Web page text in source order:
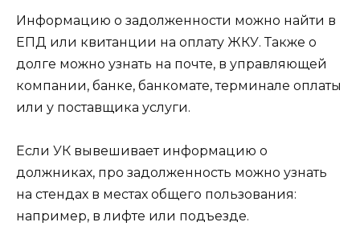
Информацию о задолженности можно найти в
ЕПД или квитанции на оплату ЖКУ. Также о
долге можно узнать на почте, в управляющей
компании, банке, банкомате, терминале оплаты
или у поставщика услуги.
Если УК вывешивает информацию о
должниках, про задолженность можно узнать
на стендах в местах общего пользования:
например, в лифте или подъезде.